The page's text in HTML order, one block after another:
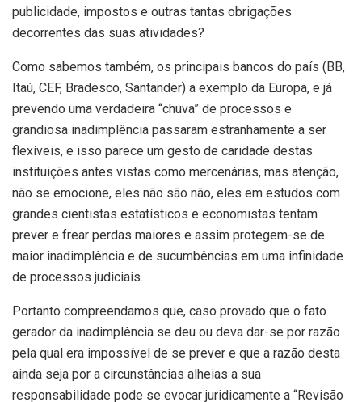
publicidade, impostos e outras tantas obrigações
decorrentes das suas atividades?
Como sabemos também, os principais bancos do país (BB,
Itaú, CEF, Bradesco, Santander) a exemplo da Europa, e já
prevendo uma verdadeira “chuva” de processos e
grandiosa inadimplência passaram estranhamente a ser
flexíveis, e isso parece um gesto de caridade destas
instituições antes vistas como mercenárias, mas atenção,
não se emocione, eles não são não, eles em estudos com
grandes cientistas estatísticos e economistas tentam
prever e frear perdas maiores e assim protegem-se de
maior inadimplência e de sucumbências em uma infinidade
de processos judiciais.
Portanto compreendamos que, caso provado que o fato
gerador da inadimplência se deu ou deva dar-se por razão
pela qual era impossível de se prever e que a razão desta
ainda seja por a circunstâncias alheias a sua
responsabilidade pode se evocar juridicamente a “Revisão